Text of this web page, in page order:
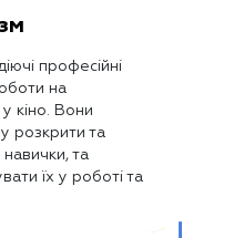
професійні
на
у кіно. Вони
розкрити та
та
їх у роботі та